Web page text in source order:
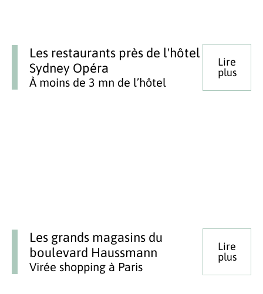
Les restaurants près de l'hôtel
Sydney Opéra
À moins de 3 mn de l’hôtel
Lire
plus
Les grands magasins du
boulevard Haussmann
Virée shopping à Paris
Lire
plus